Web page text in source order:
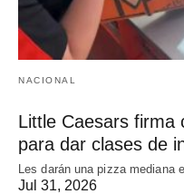
NACIONAL
Little Caesars firma
para dar clases de
Les darán una pizza mediana
Jul 31, 2026